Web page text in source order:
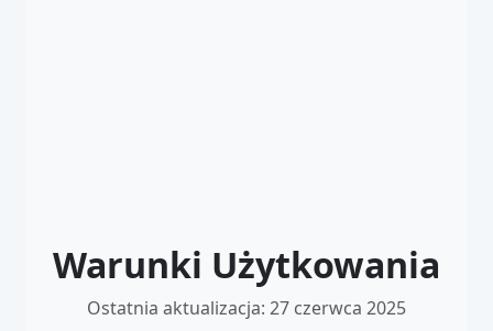
Warunki Użytkowania
Ostatnia aktualizacja: 27 czerwca 2025